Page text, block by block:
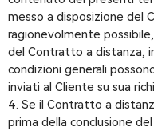
messo a disposizione del
ragionevolmente
del Contratto a distanza,
condizioni generali
inviati al Cliente su sua
Se il Contratto a
prima della conclusione